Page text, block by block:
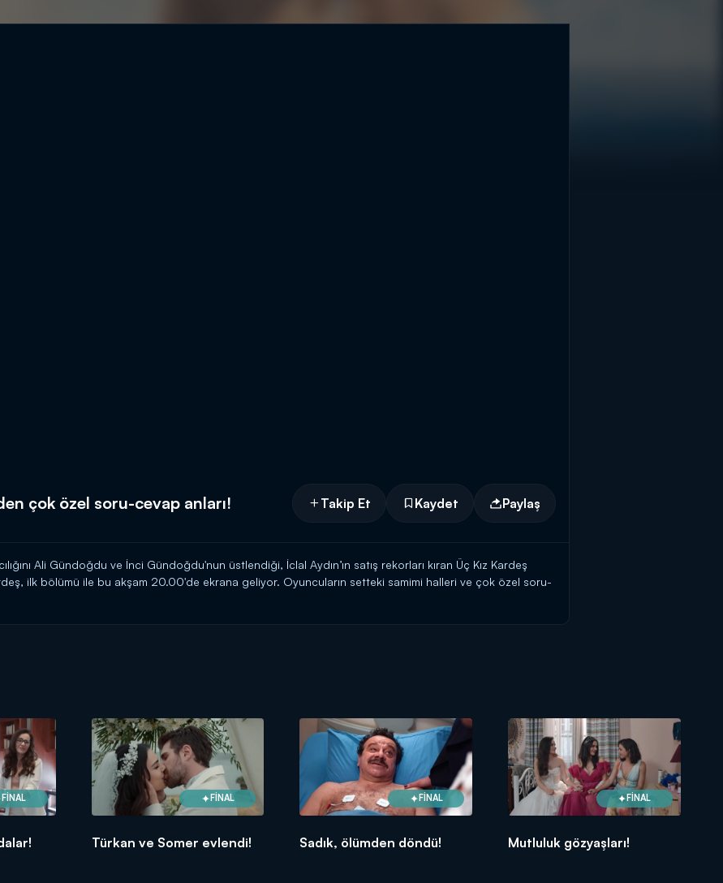
çok özel soru-cevap anları! Takip Et Kaydet Paylaş
Ali Gündoğdu ve İnci Gündoğdu'nun üstlendiği, İclal Aydın’ın satış rekorları kıran Üç Kız Kardeş
ilk bölümü ile bu akşam 20.00'de ekrana geliyor. Oyuncuların setteki samimi halleri ve çok özel soru-
FİNAL FİNAL
Türkan ve Somer evlendi!
FİNAL
Sadık, ölümden döndü!
FİNAL
Mutluluk gözyaşları!